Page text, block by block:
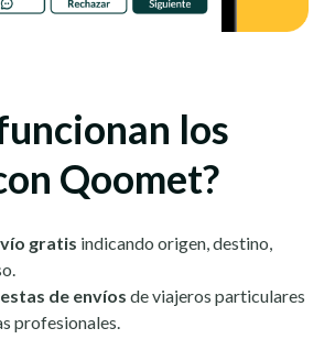
los
Qoomet?
gratis indicando origen, destino,
de envíos de viajeros particulares
profesionales.